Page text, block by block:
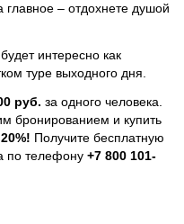
главное – отдохнете душой
интересно как
туре выходного дня.
руб. за одного человека.
бронированием и купить
Получите бесплатную
по телефону +7 800 101-